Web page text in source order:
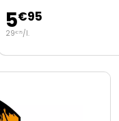
5€95
29€75/l.